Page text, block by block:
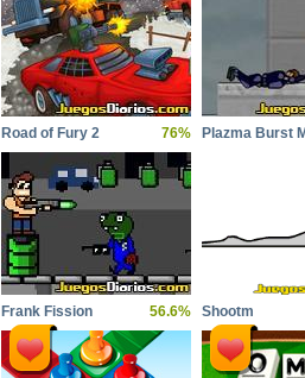
Road of Fury 2 76% Plazma Burst
Frank Fission 56.6% Shootm